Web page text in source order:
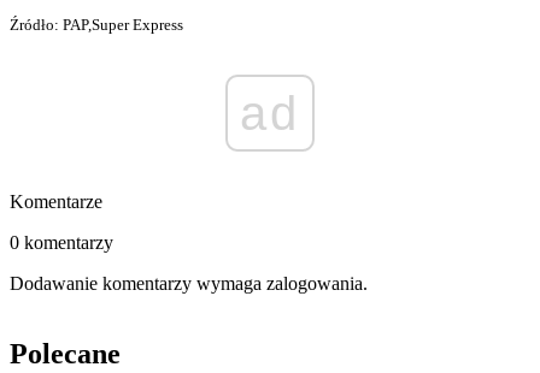
Źródło: PAP,Super Express
ad
Komentarze
0 komentarzy
Dodawanie komentarzy wymaga zalogowania.
Polecane